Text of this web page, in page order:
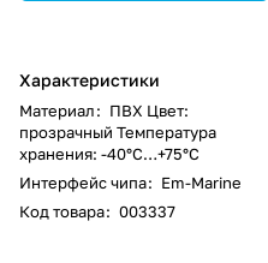
Характеристики
Материал: ПВХ Цвет:
прозрачный Температура
хранения: -40°С…+75°С
Интерфейс чипа: Em-Marine
Код товара: 003337